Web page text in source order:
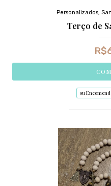
Personalizados,
Terço de
R$
ou